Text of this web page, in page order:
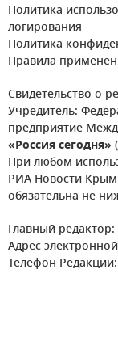
Политика
логирования
Политика
Правила
Свидетельство о
Учредитель:
предприятие
«Россия сегодня»
При любом
РИА Новости
обязательна не
Главный редактор:
Адрес
Телефон Редакции: